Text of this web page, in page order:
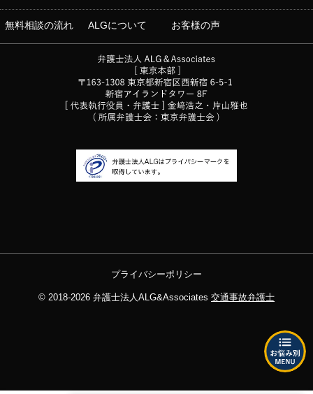
無料相談の流れ ALGについて お客様の声
プライバシーポリシー
© 2018-2026 弁護士法人ALG&Associates 交通事故弁護士